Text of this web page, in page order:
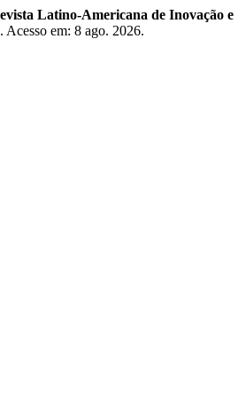
Latino-Americana de Inovação e
em: 8 ago. 2026.